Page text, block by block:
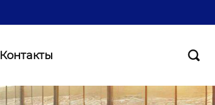
Контакты 